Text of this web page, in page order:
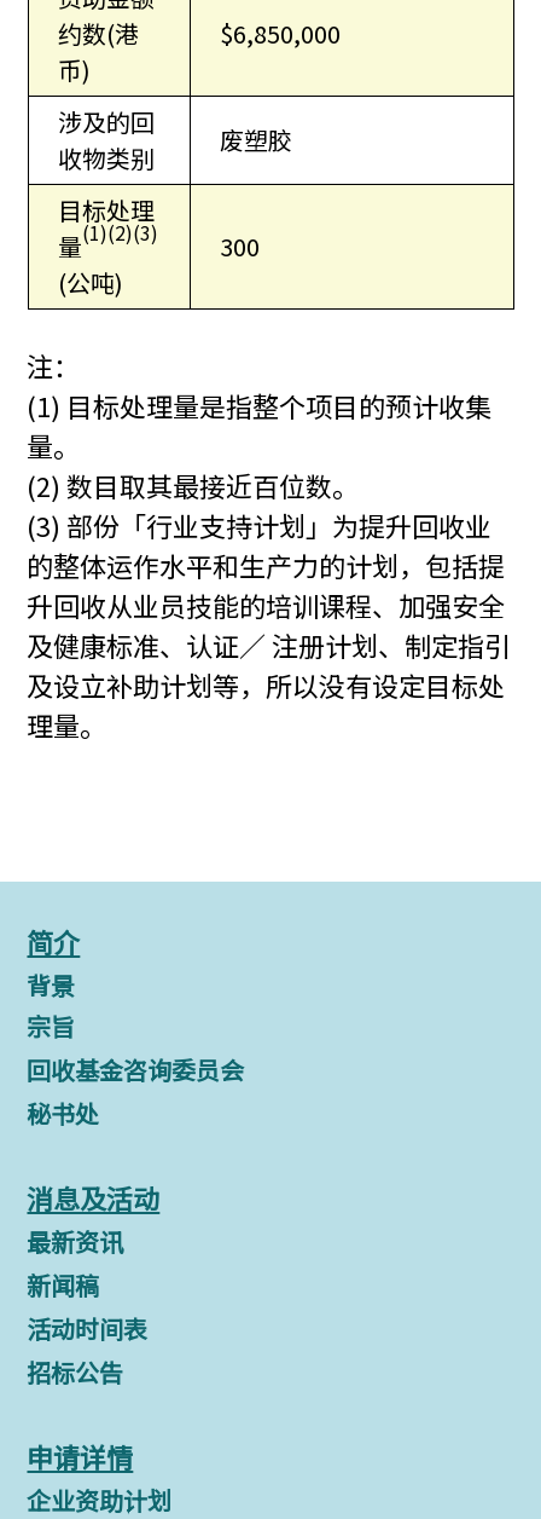
约数(港
币)
$6,850,000
涉及的回
收物类别
废塑胶
目标处理
量(1)(2)(3)
(公吨)
300
注：
(1) 目标处理量是指整个项目的预计收集
量。
(2) 数目取其最接近百位数。
(3) 部份「行业支持计划」为提升回收业
的整体运作水平和生产力的计划，包括提
升回收从业员技能的培训课程、加强安全
及健康标准、认证／ 注册计划、制定指引
及设立补助计划等，所以没有设定目标处
理量。
简介
背景
宗旨
回收基金咨询委员会
秘书处
消息及活动
最新资讯
新闻稿
活动时间表
招标公告
申请详情
企业资助计划